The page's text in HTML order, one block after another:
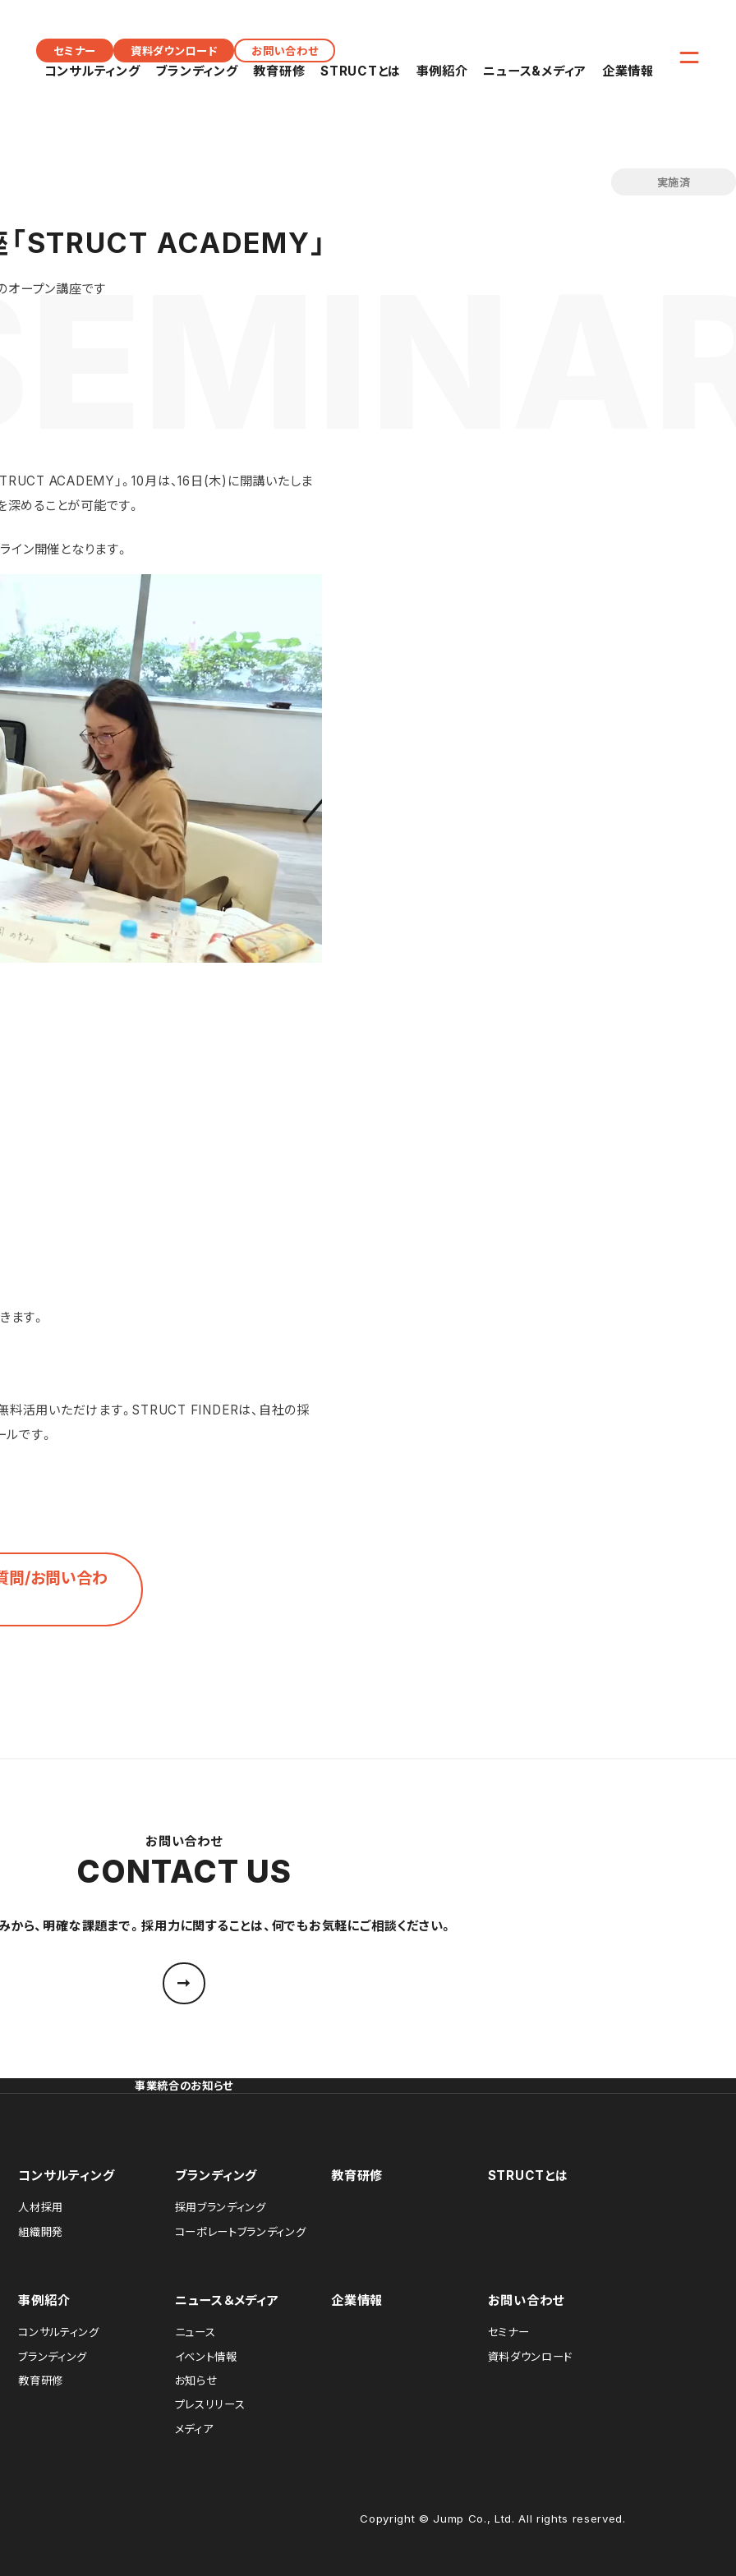
コンサルティング ブランディング 教育研修 STRUCTとは 事例紹介 ニュース&メディア 企業情報
セミナー 資料ダウンロード お問い合わせ
実施済
STRUCT ACADEMY」
オープン講座です
ACADEMY」。10月は、16日(木)に開講いたしま
めることが可能です。
ン開催となります。
ます。
料活用いただけます。STRUCT FINDERは、自社の採
です。
問/お問い合わ
お問い合わせ
CONTACT US
から、明確な課題まで。採用力に関することは、何でもお気軽にご相談ください。
事業統合のお知らせ
コンサルティング
人材採用
組織開発
ブランディング
採用ブランディング
コーポレートブランディング
教育研修 STRUCTとは
事例紹介
コンサルティング
ブランディング
教育研修
ニュース＆メディア
ニュース
イベント情報
お知らせ
プレスリリース
メディア
企業情報 お問い合わせ
セミナー
資料ダウンロード
Copyright © Jump Co., Ltd. All rights reserved.